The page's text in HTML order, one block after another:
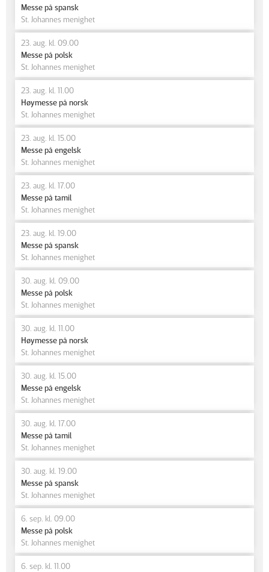
Messe på spansk
St. Johannes menighet
23. aug. kl. 09.00
Messe på polsk
St. Johannes menighet
23. aug. kl. 11.00
Høymesse på norsk
St. Johannes menighet
23. aug. kl. 15.00
Messe på engelsk
St. Johannes menighet
23. aug. kl. 17.00
Messe på tamil
St. Johannes menighet
23. aug. kl. 19.00
Messe på spansk
St. Johannes menighet
30. aug. kl. 09.00
Messe på polsk
St. Johannes menighet
30. aug. kl. 11.00
Høymesse på norsk
St. Johannes menighet
30. aug. kl. 15.00
Messe på engelsk
St. Johannes menighet
30. aug. kl. 17.00
Messe på tamil
St. Johannes menighet
30. aug. kl. 19.00
Messe på spansk
St. Johannes menighet
6. sep. kl. 09.00
Messe på polsk
St. Johannes menighet
6. sep. kl. 11.00